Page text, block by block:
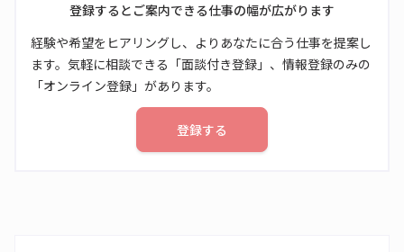
登録するとご案内できる仕事の幅が広がります
経験や希望をヒアリングし、よりあなたに合う仕事を提案し
ます。気軽に相談できる「面談付き登録」、情報登録のみの
「オンライン登録」があります。
登録する